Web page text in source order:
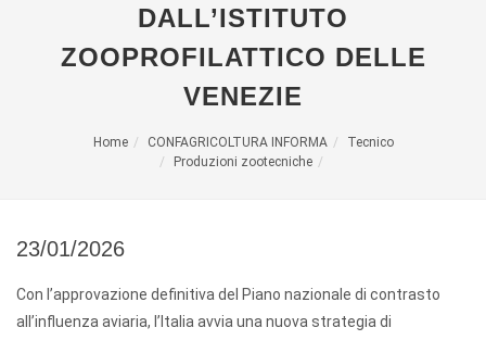
DALL’ISTITUTO
ZOOPROFILATTICO DELLE
VENEZIE
Home CONFAGRICOLTURA INFORMA
Tecnico
Produzioni zootecniche
23/01/2026
Con l’approvazione definitiva del Piano nazionale di contrasto
all’influenza aviaria, l’Italia avvia una nuova strategia di